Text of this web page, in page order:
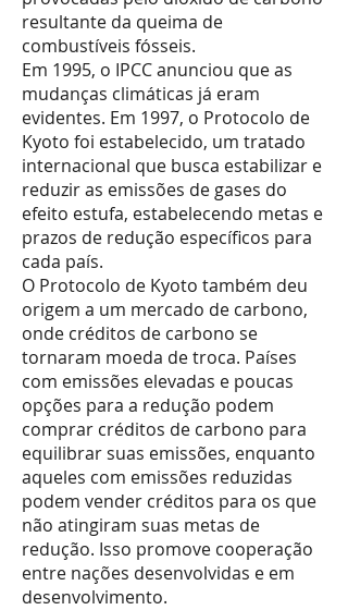
resultante da queima de
combustíveis fósseis.
Em 1995, o IPCC anunciou que as
mudanças climáticas já eram
evidentes. Em 1997, o Protocolo de
Kyoto foi estabelecido, um tratado
internacional que busca estabilizar e
reduzir as emissões de gases do
efeito estufa, estabelecendo metas e
prazos de redução específicos para
cada país.
O Protocolo de Kyoto também deu
origem a um mercado de carbono,
onde créditos de carbono se
tornaram moeda de troca. Países
com emissões elevadas e poucas
opções para a redução podem
comprar créditos de carbono para
equilibrar suas emissões, enquanto
aqueles com emissões reduzidas
podem vender créditos para os que
não atingiram suas metas de
redução. Isso promove cooperação
entre nações desenvolvidas e em
desenvolvimento.